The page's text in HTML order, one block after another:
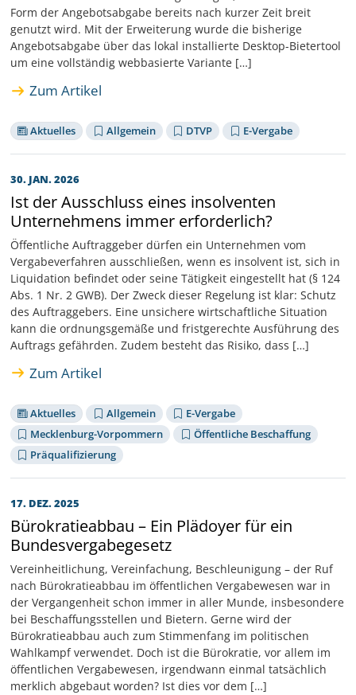
Form der Angebotsabgabe bereits nach kurzer Zeit breit
genutzt wird. Mit der Erweiterung wurde die bisherige
Angebotsabgabe über das lokal installierte Desktop-Bietertool
um eine vollständig webbasierte Variante […]
Zum Artikel
Aktuelles Allgemein DTVP E-Vergabe
30. JAN. 2026
Ist der Ausschluss eines insolventen
Unternehmens immer erforderlich?
Öffentliche Auftraggeber dürfen ein Unternehmen vom
Vergabeverfahren ausschließen, wenn es insolvent ist, sich in
Liquidation befindet oder seine Tätigkeit eingestellt hat (§ 124
Abs. 1 Nr. 2 GWB). Der Zweck dieser Regelung ist klar: Schutz
des Auftraggebers. Eine unsichere wirtschaftliche Situation
kann die ordnungsgemäße und fristgerechte Ausführung des
Auftrags gefährden. Zudem besteht das Risiko, dass […]
Zum Artikel
Aktuelles Allgemein
E-Vergabe
Mecklenburg-Vorpommern
Öffentliche Beschaffung
Präqualifizierung
17. DEZ. 2025
Bürokratieabbau – Ein Plädoyer für ein
Bundesvergabegesetz
Vereinheitlichung, Vereinfachung, Beschleunigung – der Ruf
nach Bürokratieabbau im öffentlichen Vergabewesen war in
der Vergangenheit schon immer in aller Munde, insbesondere
bei Beschaffungsstellen und Bietern. Gerne wird der
Bürokratieabbau auch zum Stimmenfang im politischen
Wahlkampf verwendet. Doch ist die Bürokratie, vor allem im
öffentlichen Vergabewesen, irgendwann einmal tatsächlich
merklich abgebaut worden? Ist dies vor dem […]